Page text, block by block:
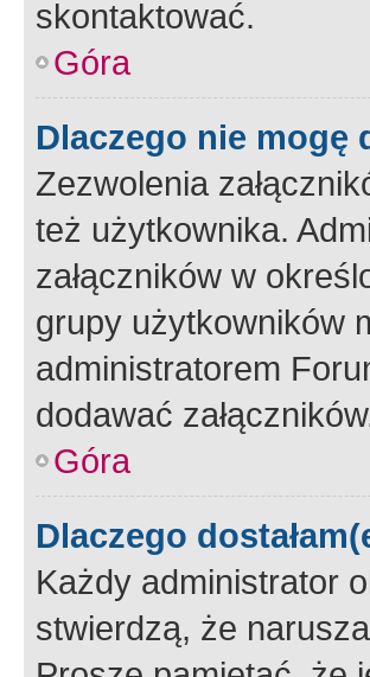
skontaktować.
Góra
Dlaczego nie mogę
Zezwolenia
też użytkownika.
załączników w
grupy użytkowników
administratorem
dodawać
Góra
Dlaczego
Każdy administrator
stwierdzą, że